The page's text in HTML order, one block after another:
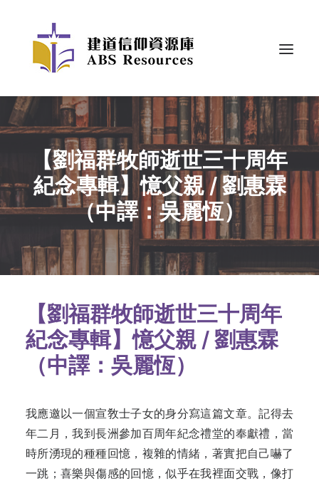
【劉福群牧師逝世三十周年
紀念專輯】憶父親 / 劉惠霖
（中譯：吳麗恆）
【劉福群牧師逝世三十周年
紀念專輯】憶父親 / 劉惠霖
（中譯：吳麗恆）
我應邀以一個宣敎士子女的身分寫這篇文章。記得去
年二月，我到長洲參加百周年紀念禮堂的奉獻禮，當
時所湧現的種種回憶，複雜的情緒，著實把自己嚇了
一跳；喜樂與傷感的回憶，似乎在我裡面交戰，像打